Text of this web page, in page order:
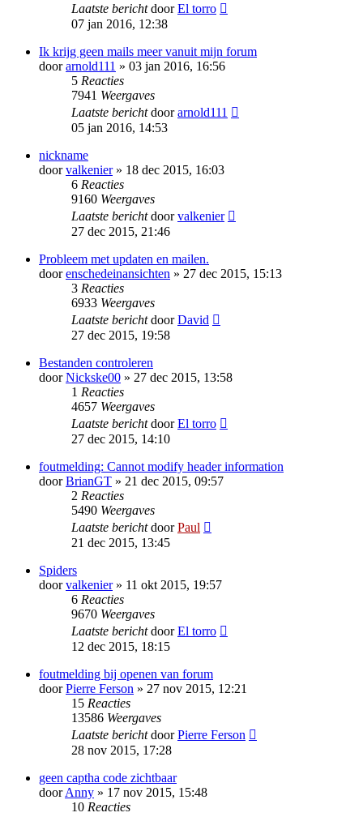
Laatste berichtdoorEl torro
07 jan 2016, 12:38
Ik krijg geen mails meer vanuit mijn forum
doorarnold111 » 03 jan 2016, 16:56
5 Reacties
7941 Weergaves
Laatste berichtdoorarnold111
05 jan 2016, 14:53
nickname
doorvalkenier» 18 dec 2015, 16:03
6 Reacties
9160 Weergaves
Laatste berichtdoorvalkenier
27 dec 2015, 21:46
Probleem met updaten en mailen.
doorenschedeinansichten » 27 dec 2015, 15:13
3 Reacties
6933 Weergaves
Laatste berichtdoorDavid
27 dec 2015, 19:58
Bestanden controleren
doorNickske00 » 27 dec 2015, 13:58
1 Reacties
4657 Weergaves
Laatste berichtdoorEl torro
27 dec 2015, 14:10
foutmelding: Cannot modify header information
doorBrianGT » 21 dec 2015, 09:57
2 Reacties
5490 Weergaves
Laatste berichtdoorPaul
21 dec 2015, 13:45
Spiders
doorvalkenier» 11 okt 2015, 19:57
6 Reacties
9670 Weergaves
Laatste berichtdoorEl torro
12 dec 2015, 18:15
foutmelding bij openen van forum
doorPierre Ferson » 27 nov 2015, 12:21
15 Reacties
13586 Weergaves
Laatste berichtdoorPierre Ferson
28 nov 2015, 17:28
geen captha code zichtbaar
doorAnny » 17 nov 2015, 15:48
10 Reacties